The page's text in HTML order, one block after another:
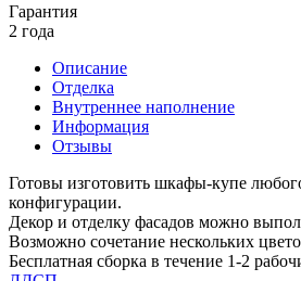
Гарантия
2 года
Описание
Отделка
Внутреннее наполнение
Информация
Отзывы
Готовы изготовить шкафы-купе
конфигурации.
Декор и отделку фасадов можно
Возможно сочетание нескольких
Бесплатная сборка в течение 1-2